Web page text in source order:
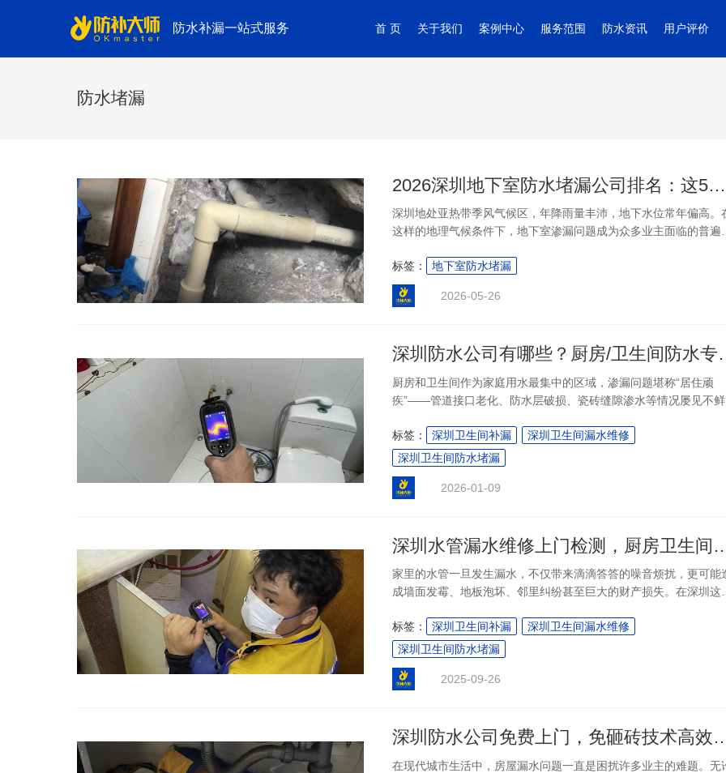
防水补漏一站式服务 首 页 关于我们 案例中心 服务范围 防水资讯 用户评价
防水堵漏
2026深圳地下室防水堵漏公司排名：这5家专业解决渗漏难题
深圳地处亚热带季风气候区，年降雨量丰沛，地下水位常年偏高。
这样的地理气候条件下，地下室渗漏问题成为众多业主面临的普遍
渗漏现象，轻则影响地下室的正常使用，重则可能侵蚀墙体结构、引
发邻里纠纷。面对市场上良莠不齐的服务商，有的凭经验“猜”漏点，
的砸了不该砸的地方，还有的修完不到半年又漏了。那么，深圳地下
出深圳地下室防水堵漏值得关....
标签： 地下室防水堵漏
2026-05-26
深圳防水公
厨房和卫生间作为家庭用水最集中的区域，渗漏问题堪称“居住顽
疾”——管道接口老化、防水层破损、瓷砖缝隙渗水等情况屡见不鲜
常生活。因此，选择一家专注于厨房/卫生间防水的专项服务商，成
众多业主的迫切需求。深圳防水公司有哪些？这一问题也成为搜索热
根源上解决厨卫渗漏难题。....
标签： 深圳卫生间补漏
深圳卫生间漏水维修
深圳卫生间防水堵漏
2026-01-09
深圳水管漏水维修上门检测
家里的水管一旦发生漏水，不仅带来滴滴答答的噪音烦扰，更可能
成墙面发霉、地板泡坏、邻里纠纷甚至巨大的财产损失。在深圳这样
是每个业主的迫切需求。针对这一痛点，深圳本土知名企业“防补大
师”提供了专业的 深圳水管漏水维修上门检测 与精准维修一站式解决
题。....
标签： 深圳卫生间补漏
深圳卫生间漏水维修
深圳卫生间防水堵漏
2025-09-26
深圳防水公司免费上门，
在现代城市生活中，房屋漏水问题一直是困扰许多业主的难题。无